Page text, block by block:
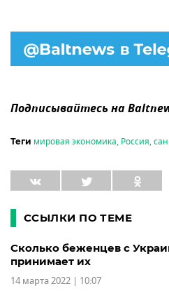
Подписывайтесь на
Теги мировая экономика, Россия,
ССЫЛКИ ПО ТЕМЕ
Сколько беженцев с
принимает их
14 марта 2022 | 10:07